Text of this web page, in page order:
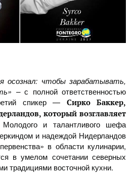
осознал: чтобы зарабатывать,
– с полной ответственностью
спикер — Сирко Баккер,
который возглавляет
и талантливого шефа
и надеждой Нидерландов
в области кулинарии,
в умелом сочетании северных
традициями восточной кухни.